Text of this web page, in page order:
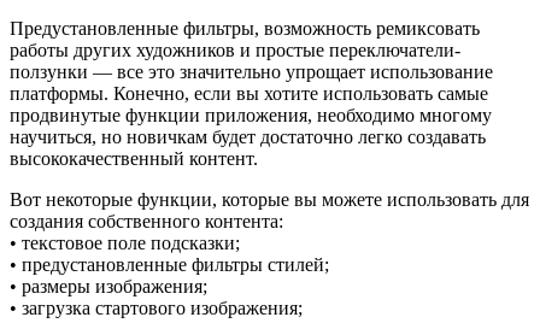
Предустановленные фильтры, возможность ремиксовать
работы других художников и простые переключатели-
ползунки — все это значительно упрощает использование
платформы. Конечно, если вы хотите использовать самые
продвинутые функции приложения, необходимо многому
научиться, но новичкам будет достаточно легко создавать
высококачественный контент.
Вот некоторые функции, которые вы можете использовать для
создания собственного контента:
• текстовое поле подсказки;
• предустановленные фильтры стилей;
• размеры изображения;
• загрузка стартового изображения;